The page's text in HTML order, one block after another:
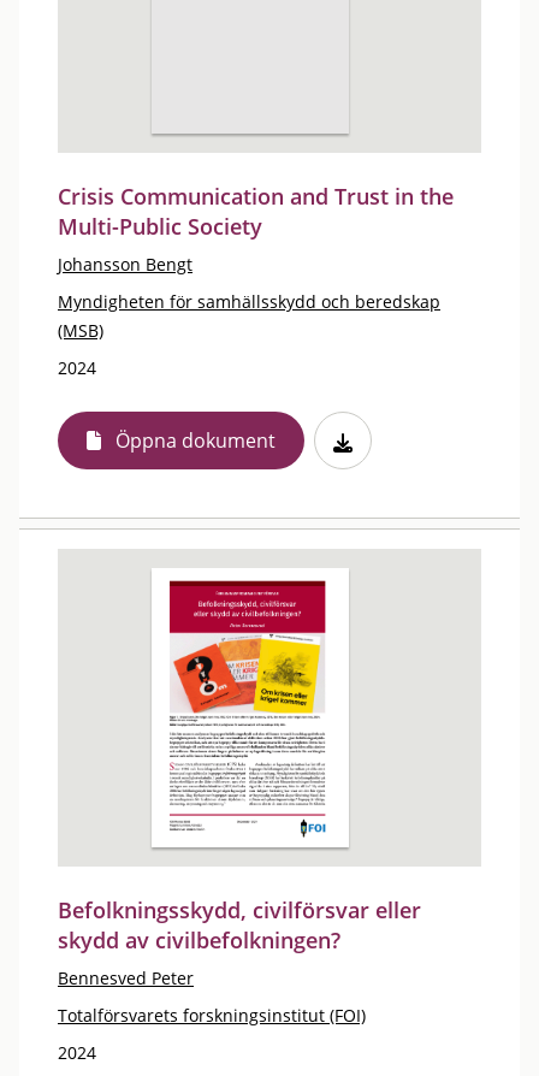
Crisis Communication and Trust in the
Multi-Public Society
Johansson Bengt
Myndigheten för samhällsskydd och beredskap
(MSB)
2024
Öppna dokument
Befolkningsskydd, civilförsvar eller
skydd av civilbefolkningen?
Bennesved Peter
Totalförsvarets forskningsinstitut (FOI)
2024